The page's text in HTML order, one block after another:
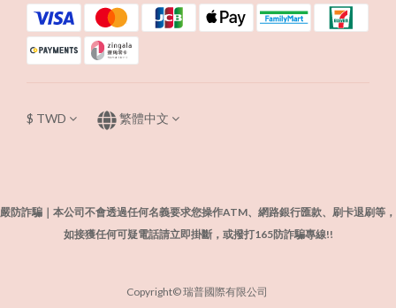
$ TWD 繁體中文
嚴防詐騙｜本公司不會透過任何名義要求您操作ATM、網路銀行匯款、刷卡退刷等，
如接獲任何可疑電話請立即掛斷，或撥打165防詐騙專線!!
Copyright© 瑞普國際有限公司